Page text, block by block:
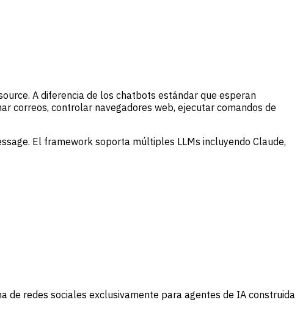
A diferencia de los chatbots estándar que esperan
correos, controlar navegadores web, ejecutar comandos de
El framework soporta múltiples LLMs incluyendo Claude,
redes sociales exclusivamente para agentes de IA construida